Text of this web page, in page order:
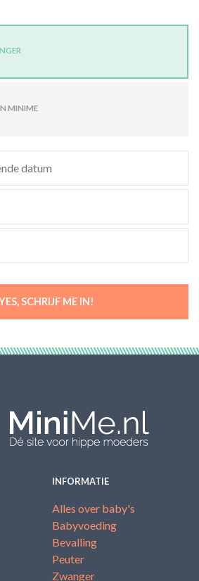
MINIME
SCHRIJF ME IN!
INFORMATIE
Alles over baby's
Babyvoeding
Bevalling
Peuter
Zwanger